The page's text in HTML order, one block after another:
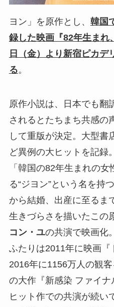
ヨン」を原作とし、 韓国
録した映画『82年生まれ
日（金）より新宿ピカデ
る。
原作小説は、日本でも翻
されるとたちまち共感の
して重版が決定。大型書
ど異例の大ヒットを記録。
「韓国の82年生まれの
る“ジヨン”という名を持
から結婚、出産に至るま
生きづらさを描いたこの
コン・ユの共演で映画化。
ふたりは2011年に映画『
2016年に1156万人の観
の大作『新感染 ファイナ
ヒット作での共演が続い